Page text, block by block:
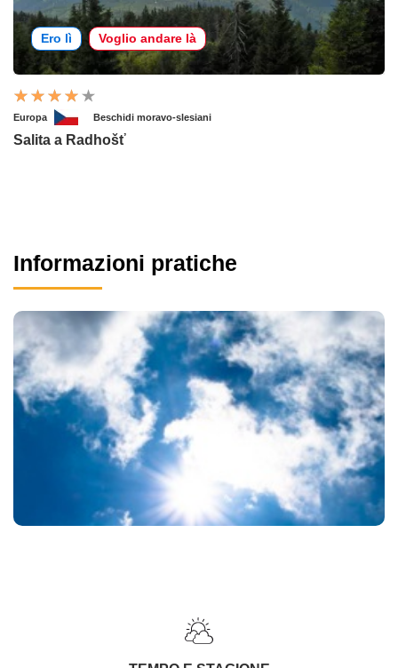
Ero lì Voglio andare là
Europa Beschidi moravo-slesiani
Salita a Radhošť
Informazioni pratiche